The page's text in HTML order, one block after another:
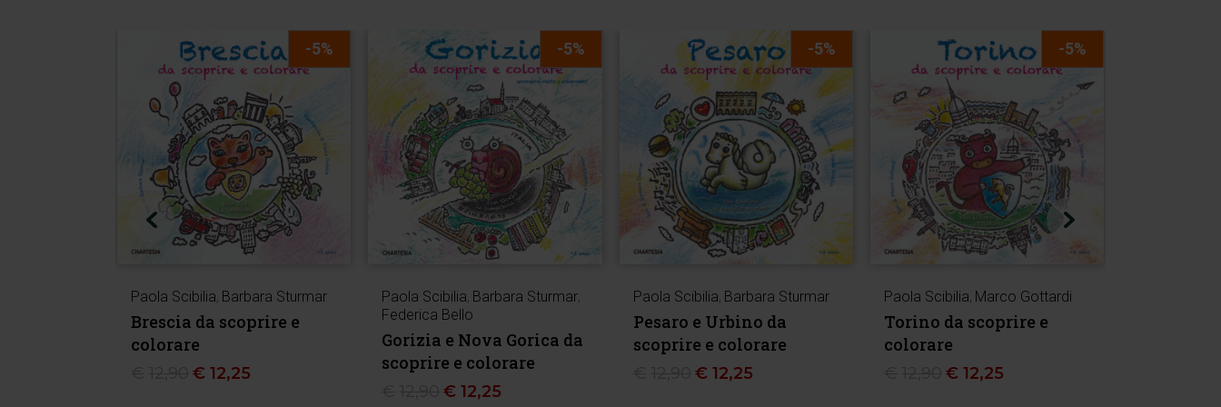
-5%
Paola Scibilia, Barbara Sturmar
Brescia da scoprire e
colorare
€ 12,25
-5%
Paola Scibilia, Barbara Sturmar,
Federica Bello
Gorizia e Nova Gorica da
scoprire e colorare
€ 12,25
-5%
Paola Scibilia, Barbara Sturmar
Pesaro e Urbino da
scoprire e colorare
€ 12,25
-5%
Paola Scibilia, Marco Gottardi
Torino da scoprire e
colorare
€ 12,25